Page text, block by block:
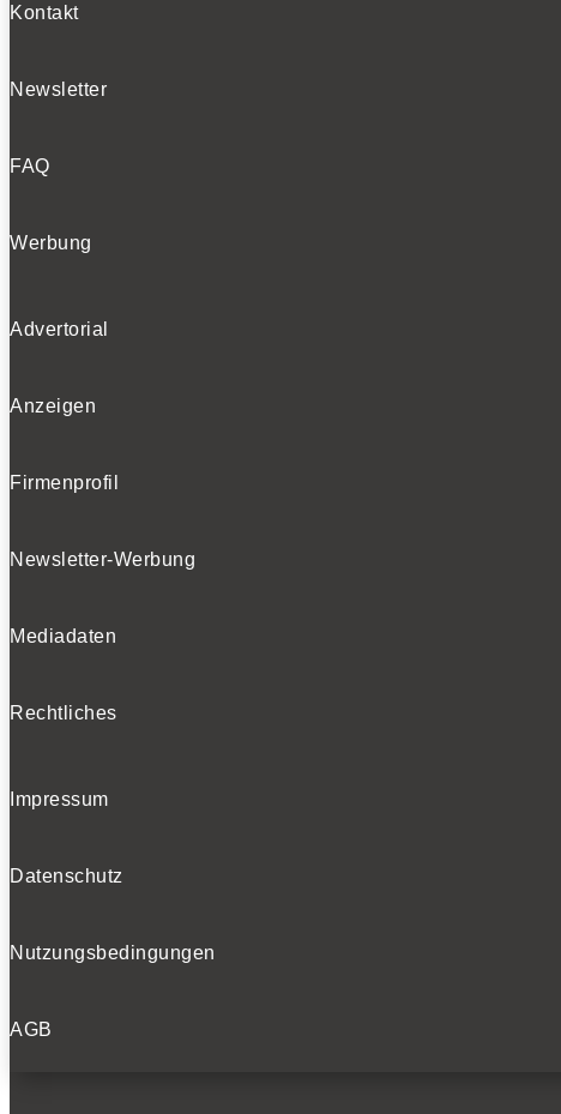
Kontakt
Newsletter
FAQ
Werbung
Advertorial
Anzeigen
Firmenprofil
Newsletter-Werbung
Mediadaten
Rechtliches
Impressum
Datenschutz
Nutzungsbedingungen
AGB